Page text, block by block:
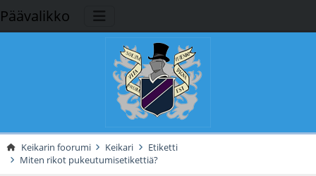
Päävalikko
Keikarin foorumi Keikari
Etiketti
Miten rikot pukeutumisetikettiä?